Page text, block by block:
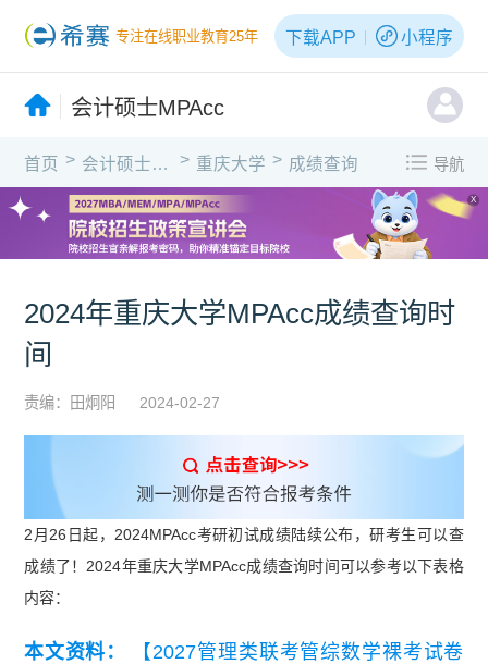
专注在线职业教育25年 下载APP 小程序
会计硕士MPAcc
首页 > 会计硕士MPAcc > 重庆大学 > 成绩查询 导航
X
2024年重庆大学MPAcc成绩查询时
间
责编：田炯阳 2024-02-27
2月26日起，2024MPAcc考研初试成绩陆续公布，研考生可以查
成绩了！2024年重庆大学MPAcc成绩查询时间可以参考以下表格
内容：
本文资料：
【2027管理类联考管综数学裸考试卷